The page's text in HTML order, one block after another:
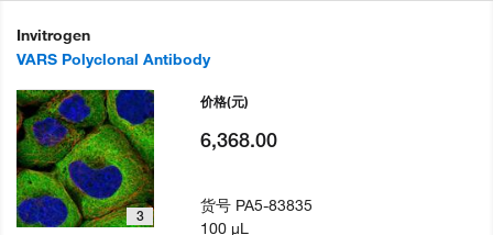
Invitrogen
VARS Polyclonal Antibody
3
价格(元)
6,368.00
货号 PA5-83835
100 µL